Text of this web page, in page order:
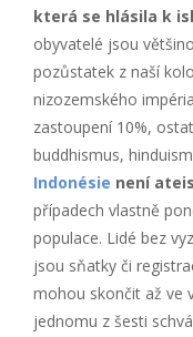
která se hlásila k
obyvatelé jsou
pozůstatek z naší
nizozemského
zastoupení 10%,
buddhismus,
Indonésie není
případech vlastně
populace. Lidé bez
jsou sňatky či
mohou skončit až ve
jednomu z šesti